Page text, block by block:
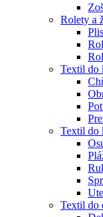
Rolety a
Textil do
Textil do
Textil do